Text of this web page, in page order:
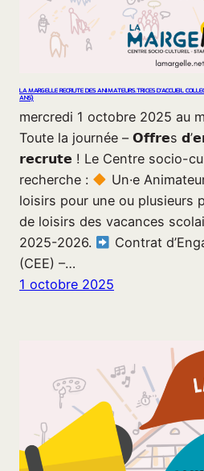
LA MARGELLE RECRUTE DES ANIMATEURS.TRICES D’ACCUEIL
ANS)
mercredi 1 octobre 2025 au
Toute la journée – 𝗢𝗳𝗳𝗿𝗲s
𝗿𝗲𝗰𝗿𝘂𝘁𝗲 ! Le Centre socio-
recherche :
Un·e
loisirs pour une ou plusieurs
de loisirs des vacances
2025-2026.
Contrat
(CEE) –…
1 octobre 2025